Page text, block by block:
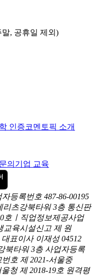
말, 공휴일 제외)
인증코멘토픽 소개
의 기업 교육
등록번호 487-86-00195
리츠강북타워 3층 통신판
호ㅣ직업정보제공사업
교육시설신고 제 원
표이사 이재성 04512
북타워 3층 사업자등록
호 제 2021-서울중
청 제 2018-19호 원격평